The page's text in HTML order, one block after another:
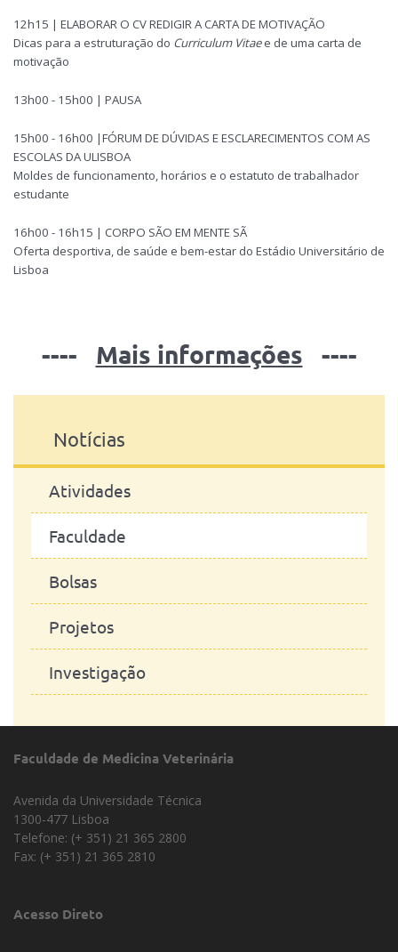
12h15 | ELABORAR O CV REDIGIR A CARTA DE MOTIVAÇÃO
Dicas para a estruturação do Curriculum Vitaee de uma carta de
motivação
13h00 - 15h00 | PAUSA
15h00 - 16h00 |FÓRUM DE DÚVIDAS E ESCLARECIMENTOS COM AS
ESCOLAS DA ULISBOA
Moldes de funcionamento, horários e o estatuto de trabalhador
estudante
16h00 - 16h15 | CORPO SÃO EM MENTE SÃ
Oferta desportiva, de saúde e bem-estar do Estádio Universitário de
Lisboa
---- Mais informações ----
Notícias
Atividades
Faculdade
Bolsas
Projetos
Investigação
Faculdade de Medicina Veterinária
Avenida da Universidade Técnica
1300-477 Lisboa
Telefone: (+ 351) 21 365 2800
Fax: (+ 351) 21 365 2810
Acesso Direto